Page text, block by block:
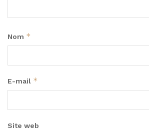
Nom *
E-mail *
Site web